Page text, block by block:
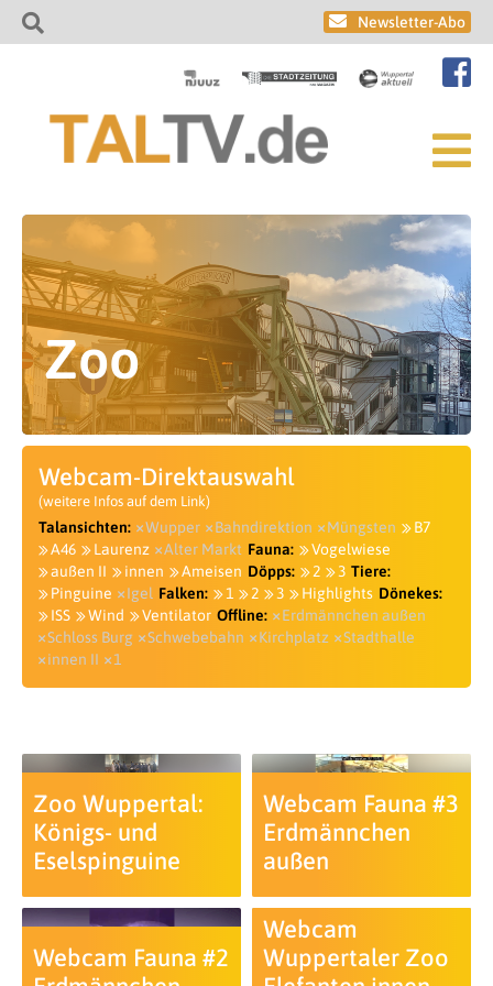
Newsletter-Abo
Zoo
Webcam-Direktauswahl
(weitere Infos auf dem Link)
Talansichten: Wupper Bahndirektion Müngsten
B7
A46
Laurenz Alter Markt Fauna:
Vogelwiese
außen II
innen Ameisen Döpps: 2 3 Tiere:
Pinguine
Igel Falken: 1 2 3 Highlights Dönekes:
ISS
Wind Ventilator Offline:
Erdmännchen außen
Schloss Burg
Schwebebahn Kirchplatz
Stadthalle
innen II
1
Zoo Wuppertal:
Königs- und
Eselspinguine
Webcam Fauna #3
Erdmännchen
außen
Webcam Fauna #2
Webcam
Wuppertaler Zoo